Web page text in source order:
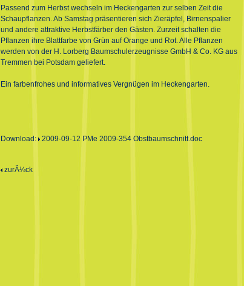
Passend zum Herbst wechseln im Heckengarten zur selben Zeit die
Schaupflanzen. Ab Samstag präsentieren sich Zieräpfel, Birnenspalier
und andere attraktive Herbstfärber den Gästen. Zurzeit schalten die
Pflanzen ihre Blattfarbe von Grün auf Orange und Rot. Alle Pflanzen
werden von der H. Lorberg Baumschulerzeugnisse GmbH & Co. KG aus
Tremmen bei Potsdam geliefert.
Ein farbenfrohes und informatives Vergnügen im Heckengarten.
Download: 2009-09-12 PMe 2009-354 Obstbaumschnitt.doc
zurÃ¼ck